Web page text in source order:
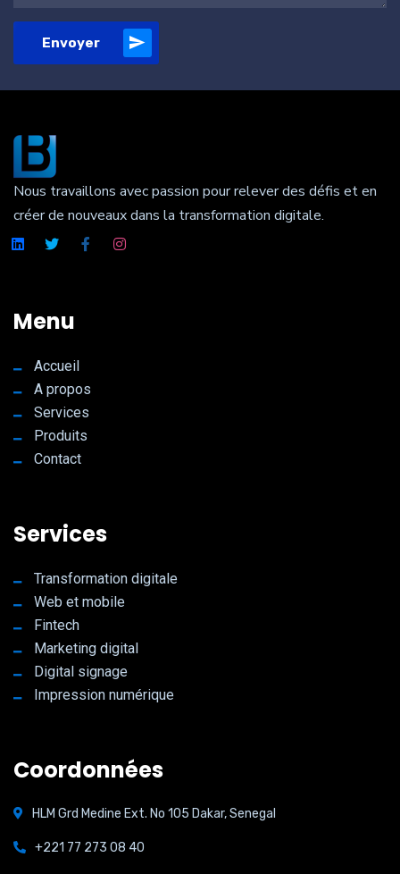
Envoyer
Nous travaillons avec passion pour relever des défis et en
créer de nouveaux dans la transformation digitale.
Menu
Accueil
A propos
Services
Produits
Contact
Services
Transformation digitale
Web et mobile
Fintech
Marketing digital
Digital signage
Impression numérique
Coordonnées
HLM Grd Medine Ext. No 105 Dakar, Senegal
+221 77 273 08 40